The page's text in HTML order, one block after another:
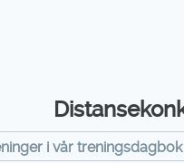
i vår